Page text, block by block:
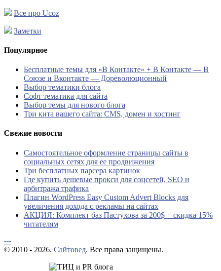
Все про Ucoz
Заметки
Популярное
Бесплатные темы для «В Контакте» + В Контакте — В
Союзе и Вконтакте — Дореволюционный
Выбор тематики блога
Софт тематика для сайта
Выбор темы для нового блога
Три кита вашего сайта: CMS, домен и хостинг
Свежие новости
Самостоятельное оформление страницы сайты в
социальных сетях для ее продвижения
Три бесплатных парсера картинок
Где купить дешевые прокси для соцсетей, SEO и
арбитража трафика
Плагин WordPress Easy Custom Advert Blocks для
увеличения дохода с рекламы на сайтах
АКЦИЯ: Комплект баз Пастухова за 200$ + скидка 15%
читателям
---
© 2010 - 2026. Сайтовед. Все права защищены.